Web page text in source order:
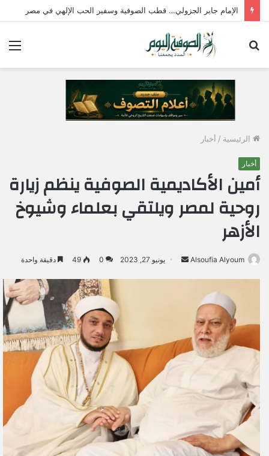
الإمام جابر الجزولي… قطب الصوفية وسفير الحب الإلهي في مصر
الرئيسية / أخبار
أخبار
أمين الأكاديمية الصوفية ينظم زيارة
روحية لمصر ويلتقي بعلماء وشيوخ
الأزهر
Alsoufia Alyoum
إ
ت
يونيو 27, 2023 0
49 دقيقة واحدة